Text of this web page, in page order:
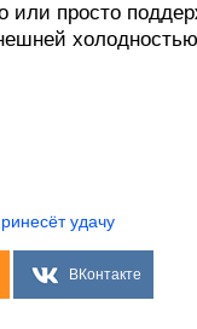
просто
удачу
ВКонтакте